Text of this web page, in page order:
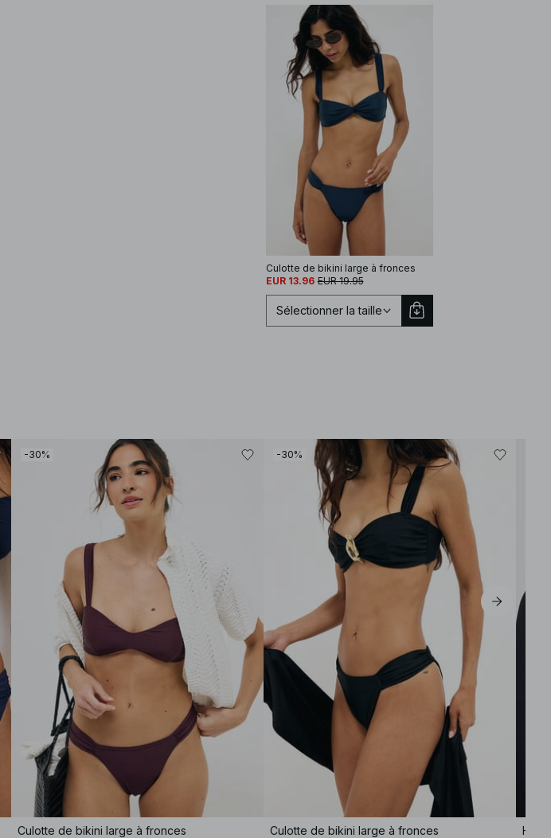
Culotte de bikini large à fronces
EUR 13.96 EUR 19.95
XS
Sélectionner la taille
-30%
Culotte de bikini large à fronces
-30%
Culotte de bikini large à fronces